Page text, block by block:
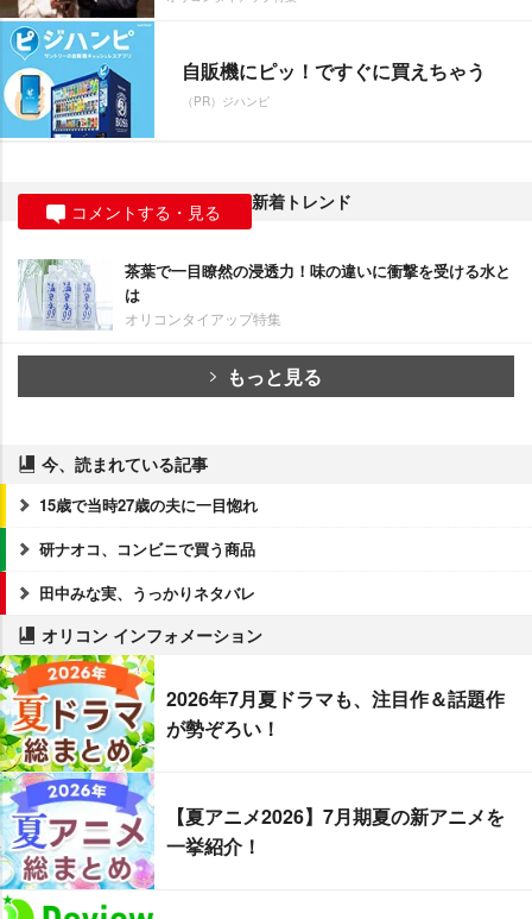
自販機にピッ！ですぐに買えちゃう
（PR）ジハンピ
コメントする・見る 新着トレンド
茶葉で一目瞭然の浸透力！味の違いに衝撃を受ける水と
は
オリコンタイアップ特集
もっと見る
今、読まれている記事
15歳で当時27歳の夫に一目惚れ
研ナオコ、コンビニで買う商品
田中みな実、うっかりネタバレ
オリコン インフォメーション
2026年7月夏ドラマも、注目作＆話題作
が勢ぞろい！
【夏アニメ2026】7月期夏の新アニメを
一挙紹介！